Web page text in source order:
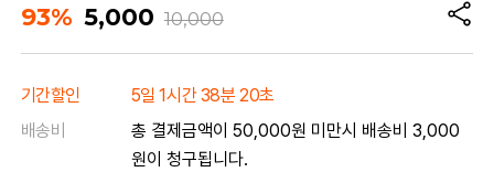
93% 5,000 10,000
기간할인
5일 1시간 38분 20초
배송비
총 결제금액이 50,000원 미만시 배송비 3,000
원이 청구됩니다.